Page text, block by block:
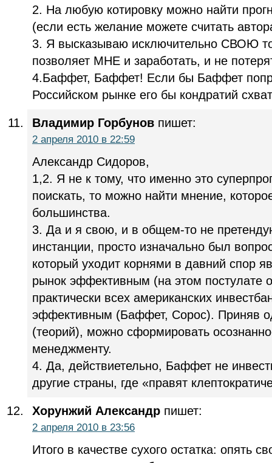
2. На любую котировку можно найти
(если есть желание можете считать
3. Я высказываю исключительно СВОЮ
позволяет МНЕ и заработать, и не
4.Баффет, Баффет! Если бы Баффет
Российском рынке его бы кондратий
Владимир Горбунов пишет:
2 апреля 2010 в 22:59
Александр Сидоров,
1,2. Я не к тому, что именно это
поискать, то можно найти мнение,
большинства.
3. Да и я свою, и в общем-то не
инстанции, просто изначально был
который уходит корнями в давний спор
рынок эффективным (на этом постулате
практически всех американских
эффективным (Баффет, Сорос). Приняв
(теорий), можно сформировать
менеджменту.
4. Да, действиетельно, Баффет не
другие страны, где «правят
Хорунжий Александр пишет:
2 апреля 2010 в 23:56
Итого в качестве сухого остатка: опять